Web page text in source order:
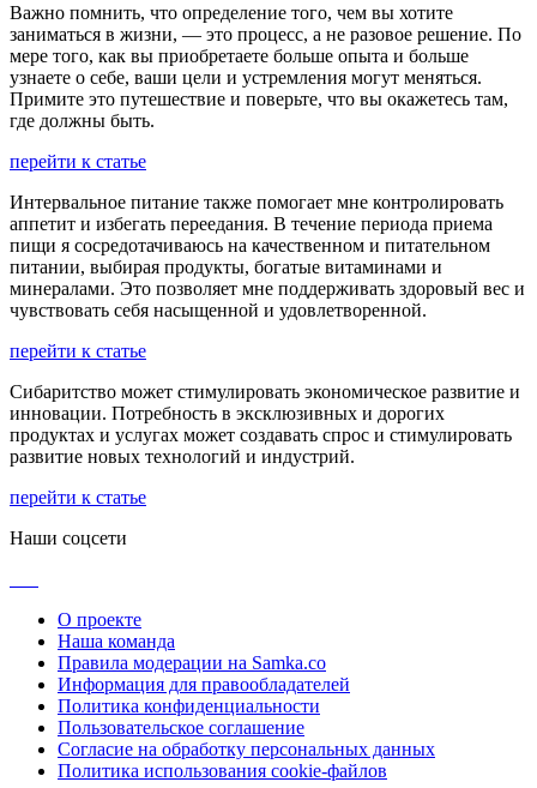
Важно помнить, что определение того, чем вы хотите
заниматься в жизни, — это процесс, а не разовое решение. По
мере того, как вы приобретаете больше опыта и больше
узнаете о себе, ваши цели и устремления могут меняться.
Примите это путешествие и поверьте, что вы окажетесь там,
где должны быть.
перейти к статье
Интервальное питание также помогает мне контролировать
аппетит и избегать переедания. В течение периода приема
пищи я сосредотачиваюсь на качественном и питательном
питании, выбирая продукты, богатые витаминами и
минералами. Это позволяет мне поддерживать здоровый вес и
чувствовать себя насыщенной и удовлетворенной.
перейти к статье
Сибаритство может стимулировать экономическое развитие и
инновации. Потребность в эксклюзивных и дорогих
продуктах и услугах может создавать спрос и стимулировать
развитие новых технологий и индустрий.
перейти к статье
Наши соцсети
О проекте
Наша команда
Правила модерации на Samka.co
Информация для правообладателей
Политика конфиденциальности
Пользовательское соглашение
Согласие на обработку персональных данных
Политика использования cookie-файлов